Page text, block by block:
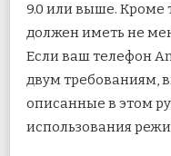
9.0 или выше. Кроме
должен иметь не
Если ваш телефон
двум требованиям,
описанные в этом
использования